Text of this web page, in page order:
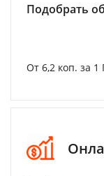
Подобрать
От 6,2 коп. за 1